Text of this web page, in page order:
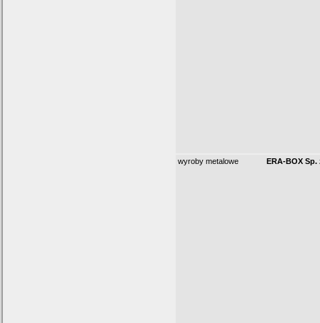
wyroby metalowe ERA-BOX Sp.